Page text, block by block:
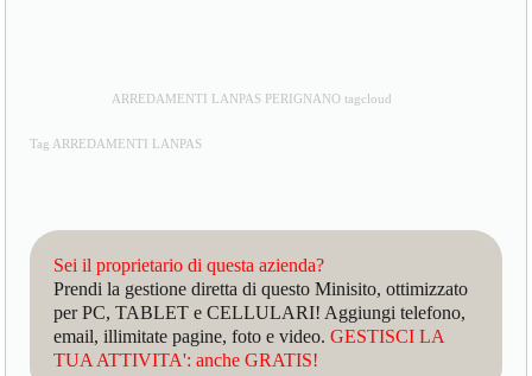
ARREDAMENTI LANPAS PERIGNANO tagcloud
Tag ARREDAMENTI LANPAS
Sei il proprietario di questa azienda?
Prendi la gestione diretta di questo Minisito, ottimizzato
per PC, TABLET e CELLULARI! Aggiungi telefono,
email, illimitate pagine, foto e video.GESTISCI LA
TUA ATTIVITA': anche GRATIS!